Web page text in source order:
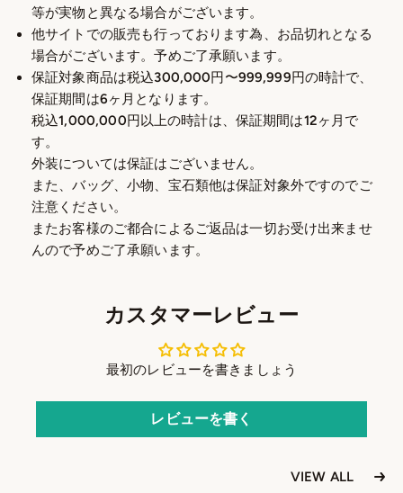
等が実物と異なる場合がございます。
他サイトでの販売も行っております為、お品切れとなる
場合がございます。予めご了承願います。
保証対象商品は税込300,000円〜999,999円の時計で、
保証期間は6ヶ月となります。
税込1,000,000円以上の時計は、保証期間は12ヶ月で
す。
外装については保証はございません。
また、バッグ、小物、宝石類他は保証対象外ですのでご
注意ください。
またお客様のご都合によるご返品は一切お受け出来ませ
んので予めご了承願います。
カスタマーレビュー
最初のレビューを書きましょう
レビューを書く
VIEW ALL